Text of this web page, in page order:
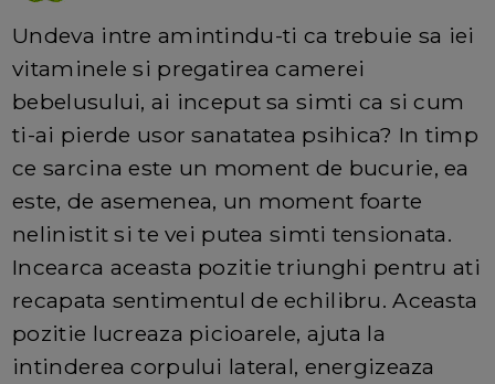
Undeva intre amintindu-ti ca trebuie sa iei
vitaminele si pregatirea camerei
bebelusului, ai inceput sa simti ca si cum
ti-ai pierde usor sanatatea psihica? In timp
ce sarcina este un moment de bucurie, ea
este, de asemenea, un moment foarte
nelinistit si te vei putea simti tensionata.
Incearca aceasta pozitie triunghi pentru ati
recapata sentimentul de echilibru. Aceasta
pozitie lucreaza picioarele, ajuta la
intinderea corpului lateral, energizeaza